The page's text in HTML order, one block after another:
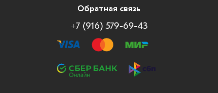
Обратная связь
+7 (916) 579-69-43